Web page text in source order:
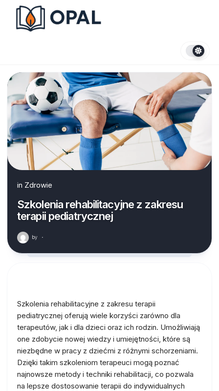
content
in Zdrowie
Szkolenia rehabilitacyjne z zakresu
terapii pediatrycznej
by ·
Szkolenia rehabilitacyjne z zakresu terapii
pediatrycznej oferują wiele korzyści zarówno dla
terapeutów, jak i dla dzieci oraz ich rodzin. Umożliwiają
one zdobycie nowej wiedzy i umiejętności, które są
niezbędne w pracy z dziećmi z różnymi schorzeniami.
Dzięki takim szkoleniom terapeuci mogą poznać
najnowsze metody i techniki rehabilitacji, co pozwala
na lepsze dostosowanie terapii do indywidualnych